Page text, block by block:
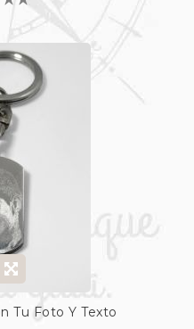
Tu Foto Y Texto